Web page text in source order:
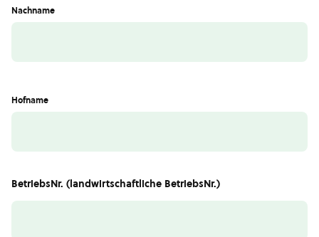
Nachname
Hofname
BetriebsNr. (landwirtschaftliche BetriebsNr.)